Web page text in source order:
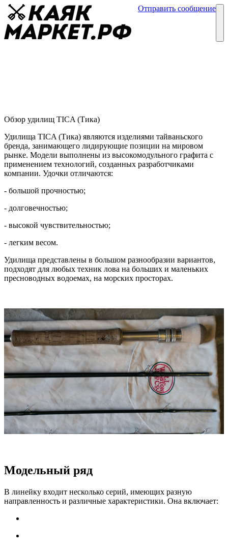
Отправить сообщение
Обзор удилищ TICA (Тика)
Удилища TICA (Тика) являются изделиями тайваньского
бренда, занимающего лидирующие позиции на мировом
рынке. Модели выполнены из высокомодульного графита с
применением технологий, созданных разработчиками
компании. Удочки отличаются:
- большой прочностью;
- долговечностью;
- высокой чувствительностью;
- легким весом.
Удилища представлены в большом разнообразии вариантов,
подходят для любых техник лова на больших и маленьких
пресноводных водоемах, на морских просторах.
Модельный ряд
В линейку входит несколько серий, имеющих разную
направленность и различные характеристики. Она включает: